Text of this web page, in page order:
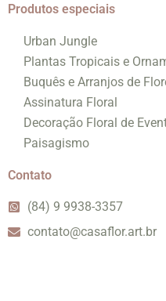
Produtos especiais
Urban Jungle
Plantas Tropicais e
Buquês e Arranjos de
Assinatura Floral
Decoração Floral de
Paisagismo
Contato
(84) 9 9938-3357
contato@casaflor.art.br